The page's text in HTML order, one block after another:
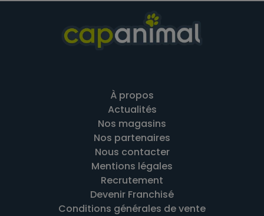
À propos
Actualités
Nos magasins
Nos partenaires
Nous contacter
Mentions légales
Recrutement
Devenir Franchisé
Conditions générales de vente